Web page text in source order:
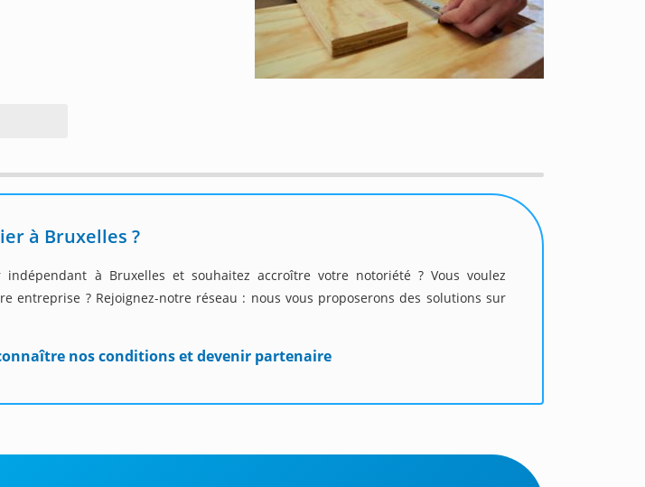
à Bruxelles ?
à Bruxelles et souhaitez accroître votre notoriété ? Vous voulez
entreprise ? Rejoignez-notre réseau : nous vous proposerons des solutions sur
nos conditions et devenir partenaire